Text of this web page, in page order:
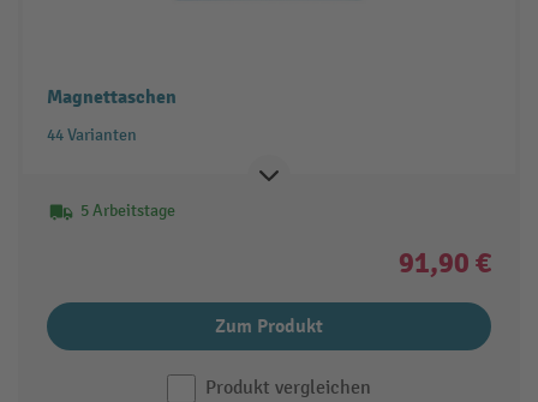
Magnettaschen
44 Varianten
5 Arbeitstage
91,90 €
Zum Produkt
Produkt vergleichen